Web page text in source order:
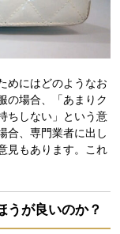
めにはどのようなお
の場合、「あまりク
ちしない」という意
合、専門業者に出し
見もあります。これ
うが良いのか？